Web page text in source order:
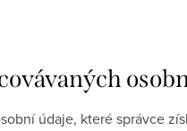
údaje, které správce